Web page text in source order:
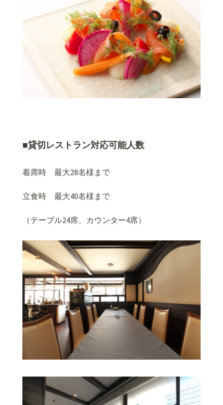
■貸切レストラン対応可能人数
着席時 最大28名様まで
立食時 最大40名様まで
（テーブル24席、カウンター4席）